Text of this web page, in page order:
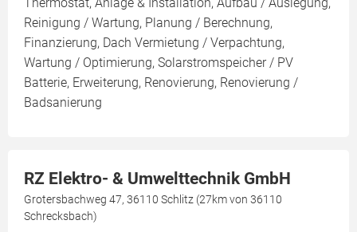
Reinigung / Wartung, Planung / Berechnung,
Finanzierung, Dach Vermietung / Verpachtung,
Wartung / Optimierung, Solarstromspeicher / PV
Batterie, Erweiterung, Renovierung, Renovierung /
Badsanierung
RZ Elektro- & Umwelttechnik GmbH
Grotersbachweg 47, 36110 Schlitz (27km von 36110
Schrecksbach)